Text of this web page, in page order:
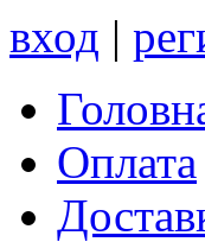
вход |
Оплата